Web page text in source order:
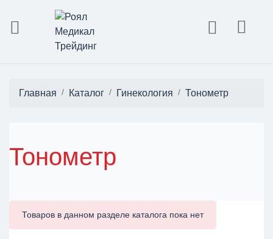
Главная Каталог Гинекология Тонометр
Тонометр
Товаров в данном разделе каталога пока нет